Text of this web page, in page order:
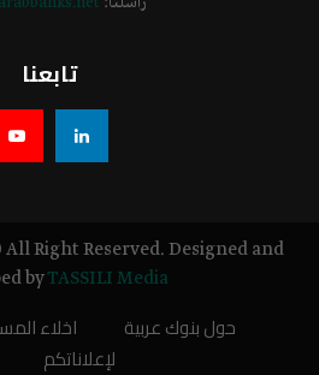
تابعنا
Right Reserved. Designed and
byTASSILI Media
حول بنوك عربية اخلاء
لإعلاناتكم